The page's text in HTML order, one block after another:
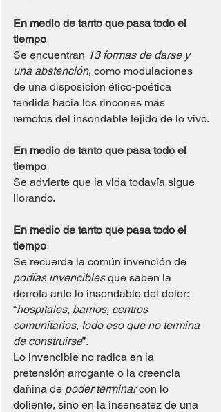
En medio de tanto que pasa todo el
tiempo
Se encuentran 13 formas de darse y
una abstención, como modulaciones
de una disposición ético-poética
tendida hacia los rincones más
remotos del insondable tejido de lo vivo.
En medio de tanto que pasa todo el
tiempo
Se advierte que la vida todavía sigue
llorando.
En medio de tanto que pasa todo el
tiempo
Se recuerda la común invención de
porfías invencibles que saben la
derrota ante lo insondable del dolor:
“hospitales, barrios, centros
comunitarios, todo eso que no termina
de construirse”.
Lo invencible no radica en la
pretensión arrogante o la creencia
dañina de poder terminar con lo
doliente, sino en la insensatez de una